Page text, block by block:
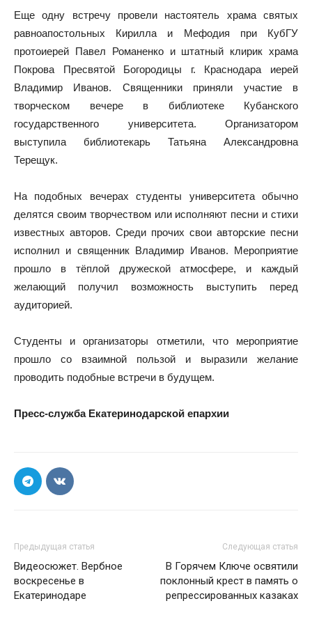
Еще одну встречу провели настоятель храма святых
равноапостольных Кирилла и Мефодия при КубГУ
протоиерей Павел Романенко и штатный клирик храма
Покрова Пресвятой Богородицы г. Краснодара иерей
Владимир Иванов. Священники приняли участие в
творческом вечере в библиотеке Кубанского
государственного университета. Организатором
выступила библиотекарь Татьяна Александровна
Терещук.
На подобных вечерах студенты университета обычно
делятся своим творчеством или исполняют песни и стихи
известных авторов. Среди прочих свои авторские песни
исполнил и священник Владимир Иванов. Мероприятие
прошло в тёплой дружеской атмосфере, и каждый
желающий получил возможность выступить перед
аудиторией.
Студенты и организаторы отметили, что мероприятие
прошло со взаимной пользой и выразили желание
проводить подобные встречи в будущем.
Пресс-служба Екатеринодарской епархии
Предыдущая статья
Видеосюжет. Вербное
воскресенье в
Екатеринодаре
Следующая статья
В Горячем Ключе освятили
поклонный крест в память о
репрессированных казаках